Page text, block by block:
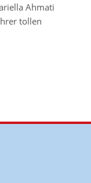
Ahmati
tollen